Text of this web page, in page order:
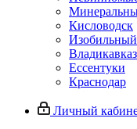
Кисловодск
Изобильный
Владикавказ
Ессентуки
Краснодар
Личный